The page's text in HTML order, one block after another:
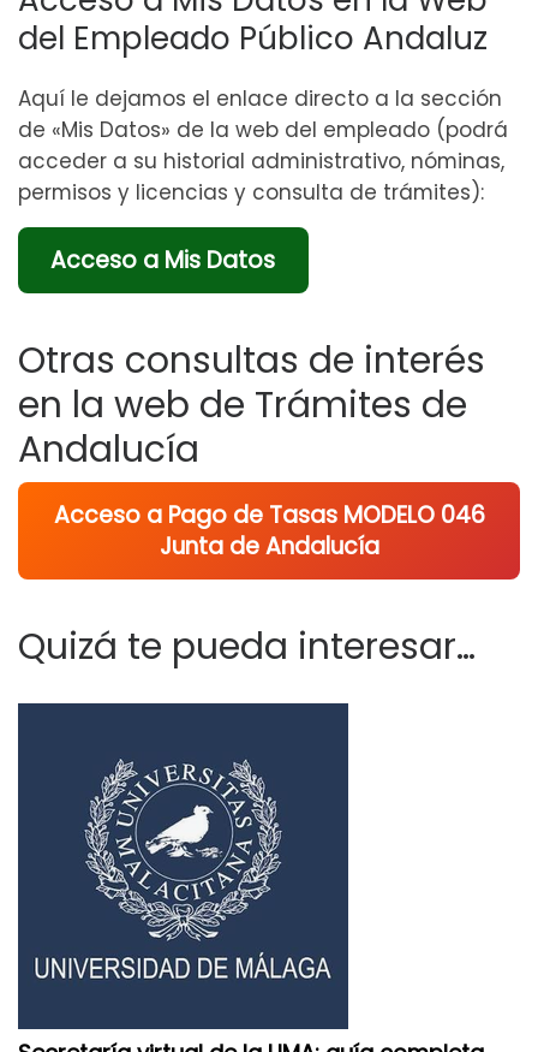
del Empleado Público Andaluz
Aquí le dejamos el enlace directo a la sección
de «Mis Datos» de la web del empleado (podrá
acceder a su historial administrativo, nóminas,
permisos y licencias y consulta de trámites):
Acceso a Mis Datos
Otras consultas de interés
en la web de Trámites de
Andalucía
Acceso a Pago de Tasas MODELO 046
Junta de Andalucía
Quizá te pueda interesar…